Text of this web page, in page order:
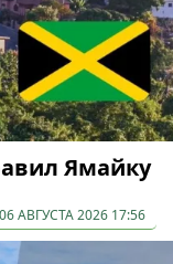
Ямайку
06 АВГУСТА 2026 17:56